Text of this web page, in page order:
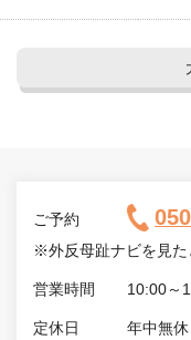
ご予約
※外反母趾ナビを見た
営業時間 10:00～
定休日 年中無休